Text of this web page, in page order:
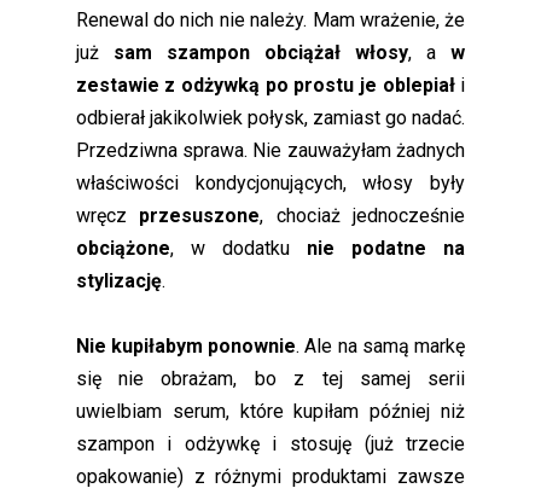
Renewal do nich nie należy. Mam wrażenie, że
już sam szampon obciążał włosy, aw
zestawie z odżywką po prostu je oblepiał i
odbierał jakikolwiek połysk, zamiast go nadać.
Przedziwna sprawa. Nie zauważyłam żadnych
właściwości kondycjonujących, włosy były
wręcz przesuszone, chociaż jednocześnie
obciążone, w dodatku nie podatne na
stylizację.
Nie kupiłabym ponownie. Ale na samą markę
się nie obrażam, bo z tej samej serii
uwielbiam serum, które kupiłam później niż
szampon i odżywkę i stosuję (już trzecie
opakowanie) z różnymi produktami zawsze